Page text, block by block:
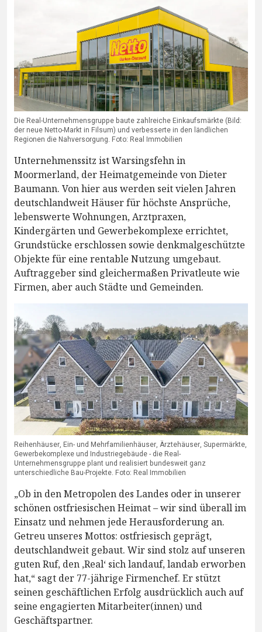
Die Real-Unternehmensgruppe baute zahlreiche Einkaufsmärkte (Bild:
der neue Netto-Markt in Filsum) und verbesserte in den ländlichen
Regionen die Nahversorgung. Foto: Real Immobilien
Unternehmenssitz ist Warsingsfehn in
Moormerland, der Heimatgemeinde von Dieter
Baumann. Von hier aus werden seit vielen Jahren
deutschlandweit Häuser für höchste Ansprüche,
lebenswerte Wohnungen, Arztpraxen,
Kindergärten und Gewerbekomplexe errichtet,
Grundstücke erschlossen sowie denkmalgeschützte
Objekte für eine rentable Nutzung umgebaut.
Auftraggeber sind gleichermaßen Privatleute wie
Firmen, aber auch Städte und Gemeinden.
Reihenhäuser, Ein- und Mehrfamilienhäuser, Ärztehäuser, Supermärkte,
Gewerbekomplexe und Industriegebäude - die Real-
Unternehmensgruppe plant und realisiert bundesweit ganz
unterschiedliche Bau-Projekte. Foto: Real Immobilien
„Ob in den Metropolen des Landes oder in unserer
schönen ostfriesischen Heimat – wir sind überall im
Einsatz und nehmen jede Herausforderung an.
Getreu unseres Mottos: ostfriesisch geprägt,
deutschlandweit gebaut. Wir sind stolz auf unseren
guten Ruf, den ,Real‘ sich landauf, landab erworben
hat,“ sagt der 77-jährige Firmenchef. Er stützt
seinen geschäftlichen Erfolg ausdrücklich auch auf
seine engagierten Mitarbeiter(innen) und
Geschäftspartner.